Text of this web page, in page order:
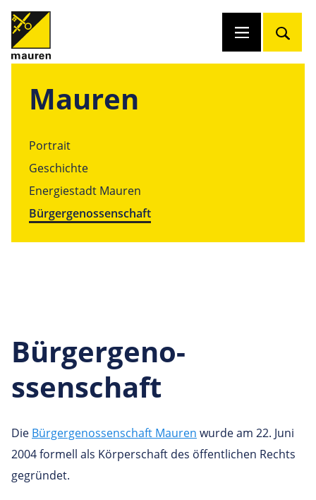
Mauren
Portrait
Geschichte
Energiestadt Mauren
Bürgergenossenschaft
Bürgergeno­
ssenschaft
Die Bürgergenossenschaft Mauren wurde am 22. Juni
2004 formell als Körperschaft des öffentlichen Rechts
gegründet.